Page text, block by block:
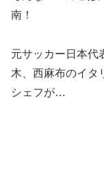
南！
元サッカー日本代
木、西麻布のイタ
シェフが…